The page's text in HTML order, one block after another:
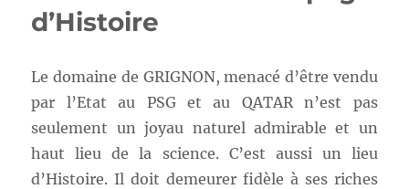
d’Histoire
Le domaine de GRIGNON, menacé d’être vendu
par l’Etat au PSG et au QATAR n’est pas
seulement un joyau naturel admirable et un
haut lieu de la science. C’est aussi un lieu
d’Histoire. Il doit demeurer fidèle à ses riches